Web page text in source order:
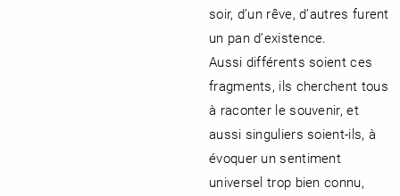
soir, d’un rêve, d’autres furent
un pan d’existence.
Aussi différents soient ces
fragments, ils cherchent tous
à raconter le souvenir, et
aussi singuliers soient-ils, à
évoquer un sentiment
universel trop bien connu,